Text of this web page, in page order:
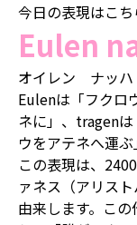
今日の表現はこち
Eulen
オイレン ナッ
Eulenは「フクロ
ネに」、tragen
ウをアテネへ運ぶ
この表現は、
ァネス（アリス
由来します。こ